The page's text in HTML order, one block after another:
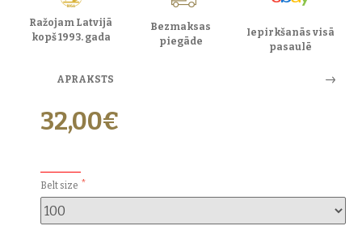
Ražojam Latvijā
kopš 1993. gada
Bezmaksas
piegāde
Iepirkšanās visā
pasaulē
APRAKSTS
32,00€
Belt size